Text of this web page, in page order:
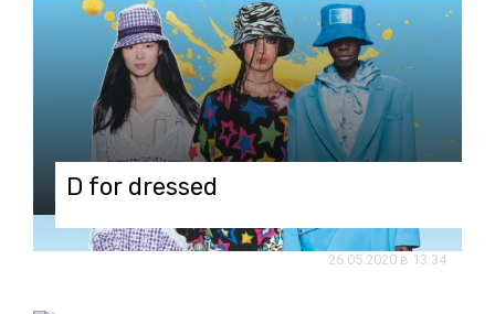
D for dressed
26.05.2020 в 13:34